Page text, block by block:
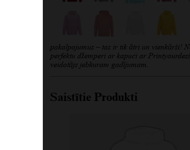
pakalpojumus – tas ir tik ātri un vienkārši!
perfektu džemperi ar kapuci ar
veidotājs jebkuram gadījumam.
Saistītie Produkti